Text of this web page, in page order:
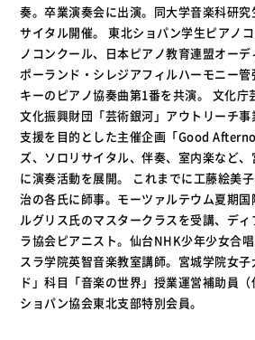
奏。卒業演奏会に出演。同大学音楽科研
サイタル開催。 東北ショパン学生ピアノ
ノコンクール、日本ピアノ教育連盟オーデ
ポーランド・シレジアフィルハーモニー
キーのピアノ協奏曲第1番を共演。 文化庁
文化振興財団「芸術銀河」アウトリーチ
支援を目的とした主催企画「Good
ズ、ソロリサイタル、伴奏、室内楽など
に演奏活動を展開。 これまでに工藤絵美
治の各氏に師事。モーツァルテウム夏期
ルグリス氏のマスタークラスを受講、デ
ラ協会ピアニスト。仙台NHK少年少女合
スラ学院英智音楽教室講師。宮城学院女
ド」科目「音楽の世界」授業運営補助員
ショパン協会東北支部特別会員。